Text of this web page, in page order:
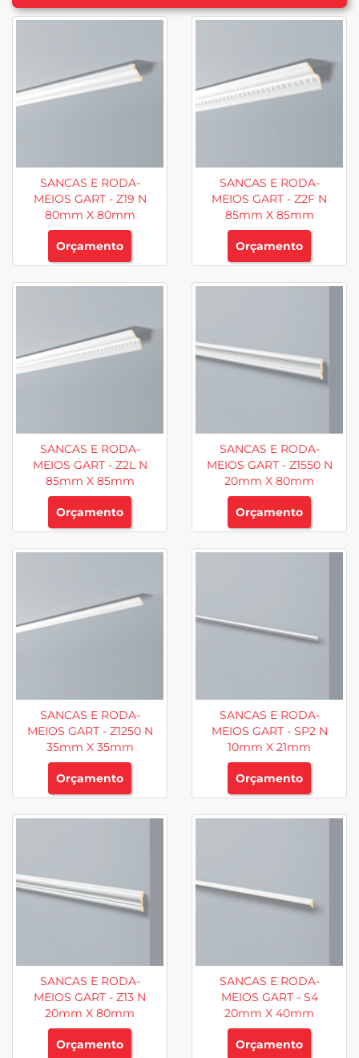
SANCAS E RODA-
MEIOS GART - Z19 N
80mm X 80mm
Orçamento
SANCAS E RODA-
MEIOS GART - Z2F N
85mm X 85mm
Orçamento
SANCAS E RODA-
MEIOS GART - Z2L N
85mm X 85mm
Orçamento
SANCAS E RODA-
MEIOS GART - Z1550 N
20mm X 80mm
Orçamento
SANCAS E RODA-
MEIOS GART - Z1250 N
35mm X 35mm
Orçamento
SANCAS E RODA-
MEIOS GART - SP2 N
10mm X 21mm
Orçamento
SANCAS E RODA-
MEIOS GART - Z13 N
20mm X 80mm
Orçamento
SANCAS E RODA-
MEIOS GART - S4
20mm X 40mm
Orçamento